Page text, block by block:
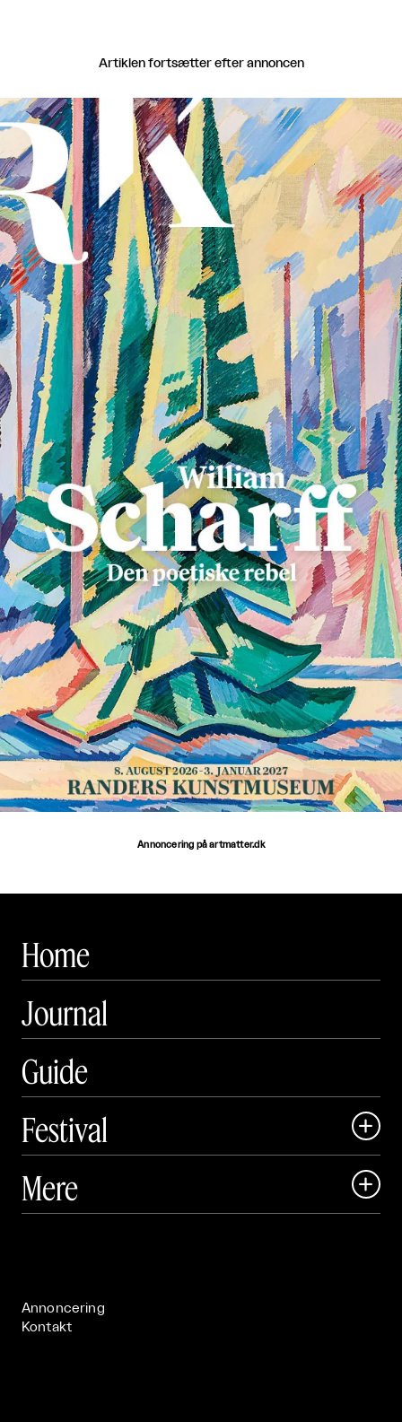
Artiklen fortsætter efter annoncen
Annoncering på artmatter.dk
Home
Journal
Guide
Festival

 Art Matter Festival
Mere 
Annoncering
Kontakt